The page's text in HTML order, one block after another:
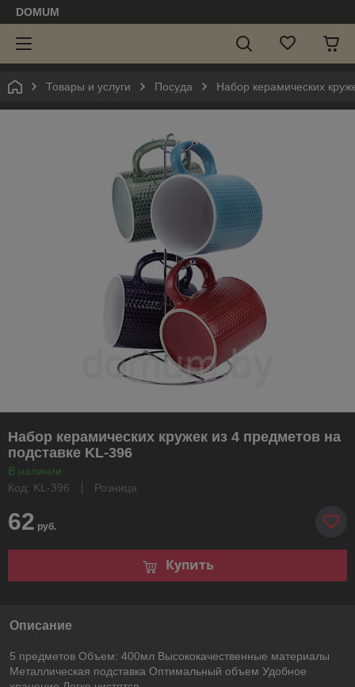
DOMUM
Товары и услуги Посуда Набор керамическиx
Набор керамическиx кружек из 4 предметов на
подставке KL-396
В наличии
Код: KL-396
Розница
62 руб.
Купить
Описание
5 предметов Объем: 400мл Высококачественные материалы
Металлическая подставка Оптимальный объем Удобное